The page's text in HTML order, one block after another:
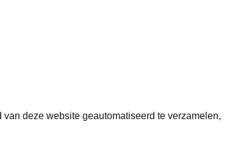
deze website geautomatiseerd te verzamelen,